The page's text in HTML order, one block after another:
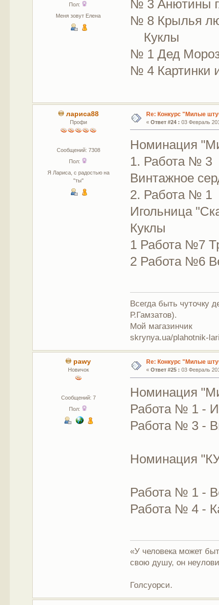
Пол:
Меня зовут Елена
№ 3 Анютины
№ 8 Крылья
Куклы
№ 1 Дед Мороз
№ 4 Картинки
лариса88
Профи
Сообщений: 7308
Пол:
Я Лариса, с радостью на
"ты"
Re: Конкурс "Милые
« Ответ #24 : 03 Февраль
Номинация
1. Работа № 3
Винтажное
2. Работа № 1
Игольница
Куклы
1 Работа №7
2 Работа №6
Всегда быть чуточку
Р.Гамзатов).
Мой магазинчик
skrynya.ua/plahotnik-
pawy
Новичок
Сообщений: 7
Пол:
Re: Конкурс "Милые
« Ответ #25 : 03 Февраль
Номинация
Работа № 1 -
Работа № 3 -
Номинация
Работа № 1 -
Работа № 4 -
«У человека может
свою душу, он
Голсуорси.